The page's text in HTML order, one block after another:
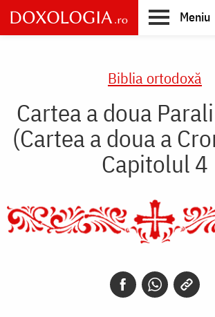
Skip
to
main
Meniu
Biblia ortodoxă
Cartea a doua
(Cartea a doua a
Capitolul 4